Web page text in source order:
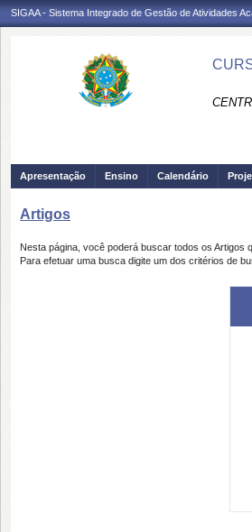
SIGAA - Sistema Integrado de Gestão de Atividades
Apresentação Ensino Calendário
Artigos
Nesta página, você poderá buscar todos os Artigos
Para efetuar uma busca digite um dos critérios de